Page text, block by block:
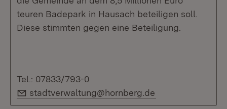
teuren Badepark in Hausach beteiligen soll.
Diese stimmten gegen eine Beteiligung.
Tel.: 07833/793-0
E-Mail:
stadtverwaltung@hornberg.de